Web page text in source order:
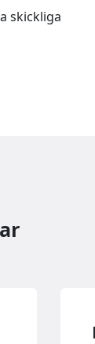
skickliga